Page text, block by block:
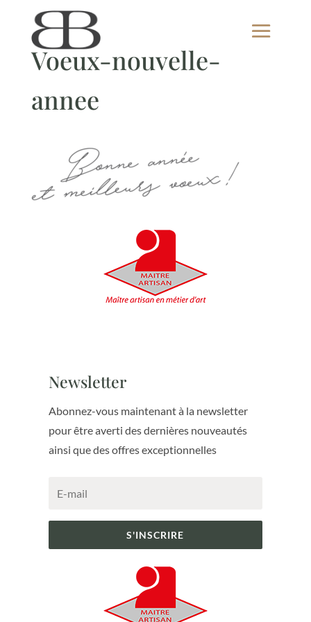
Voeux-nouvelle-
annee
Newsletter
Abonnez-vous maintenant à la newsletter
pour être averti des dernières nouveautés
ainsi que des offres exceptionnelles
S'INSCRIRE